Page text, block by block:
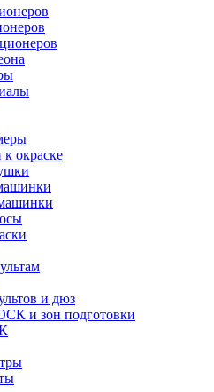
окраске
и дюз
и зон подготовки